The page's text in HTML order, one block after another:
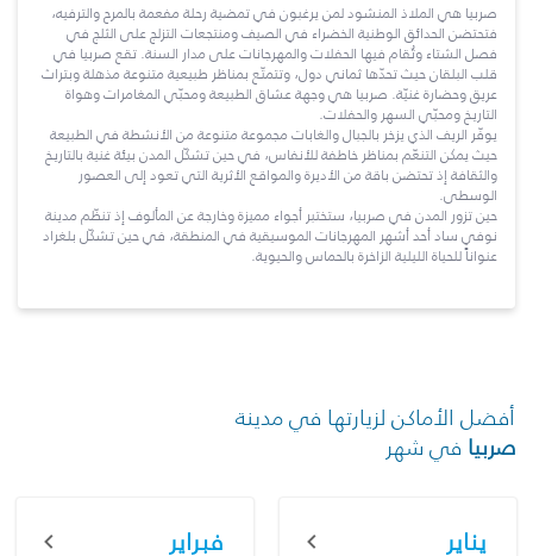
صربيا هي الملاذ المنشود لمن يرغبون في تمضية رحلة مفعمة بالمرح والترفيه،
فتحتضن الحدائق الوطنية الخضراء في الصيف ومنتجعات التزلج على الثلج في
فصل الشتاء وتُقام فيها الحفلات والمهرجانات على مدار السنة. تقع صربيا في
قلب البلقان حيث تحدّها ثماني دول، وتتمتّع بمناظر طبيعية متنوعة مذهلة وبتراث
عريق وحضارة غنيّة. صربيا هي وجهة عشاق الطبيعة ومحبّي المغامرات وهواة
التاريخ ومحبّي السهر والحفلات.
يوفّر الريف الذي يزخر بالجبال والغابات مجموعة متنوعة من الأنشطة في الطبيعة
حيث يمكن التنعّم بمناظر خاطفة للأنفاس، في حين تشكّل المدن بيئة غنية بالتاريخ
والثقافة إذ تحتضن باقة من الأديرة والمواقع الأثرية التي تعود إلى العصور
الوسطى.
حين تزور المدن في صربيا، ستختبر أجواء مميزة وخارجة عن المألوف إذ تنظّم مدينة
نوفي ساد أحد أشهر المهرجانات الموسيقية في المنطقة، في حين تشكّل بلغراد
عنواناً للحياة الليلية الزاخرة بالحماس والحيوية.
أفضل الأماكن لزيارتها في مدينة
صربيا في شهر
يناير فبراير